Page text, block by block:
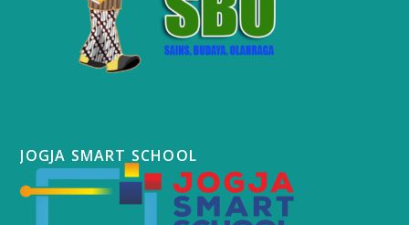
JOGJA SMART SCHOOL